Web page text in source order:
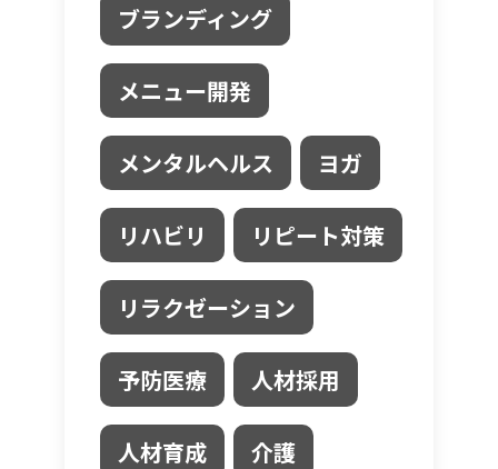
ブランディング
メニュー開発
メンタルヘルス ヨガ
リハビリ リピート対策
リラクゼーション
予防医療 人材採用
人材育成 介護